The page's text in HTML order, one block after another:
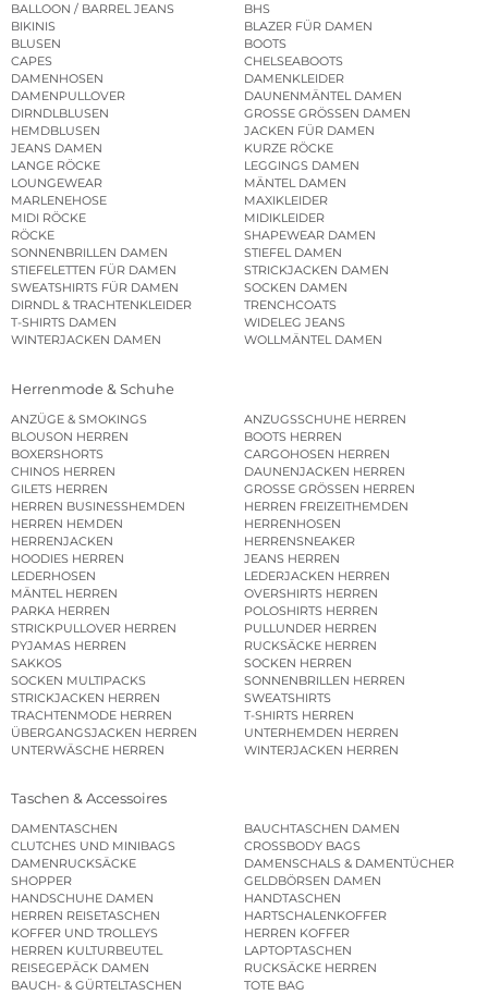
BALLOON / BARREL JEANS
BHS
BIKINIS
BLAZER FÜR DAMEN
BLUSEN
BOOTS
CAPES
CHELSEABOOTS
DAMENHOSEN
DAMENKLEIDER
DAMENPULLOVER
DAUNENMÄNTEL DAMEN
DIRNDLBLUSEN
GROSSE GRÖSSEN DAMEN
HEMDBLUSEN
JACKEN FÜR DAMEN
JEANS DAMEN
KURZE RÖCKE
LANGE RÖCKE
LEGGINGS DAMEN
LOUNGEWEAR
MÄNTEL DAMEN
MARLENEHOSE
MAXIKLEIDER
MIDI RÖCKE
MIDIKLEIDER
RÖCKE
SHAPEWEAR DAMEN
SONNENBRILLEN DAMEN
STIEFEL DAMEN
STIEFELETTEN FÜR DAMEN
STRICKJACKEN DAMEN
SWEATSHIRTS FÜR DAMEN
SOCKEN DAMEN
DIRNDL & TRACHTENKLEIDER
TRENCHCOATS
T-SHIRTS DAMEN
WIDELEG JEANS
WINTERJACKEN DAMEN
WOLLMÄNTEL DAMEN
Herrenmode & Schuhe
ANZÜGE & SMOKINGS
ANZUGSSCHUHE HERREN
BLOUSON HERREN
BOOTS HERREN
BOXERSHORTS
CARGOHOSEN HERREN
CHINOS HERREN
DAUNENJACKEN HERREN
GILETS HERREN
GROSSE GRÖSSEN HERREN
HERREN BUSINESSHEMDEN
HERREN FREIZEITHEMDEN
HERREN HEMDEN
HERRENHOSEN
HERRENJACKEN
HERRENSNEAKER
HOODIES HERREN
JEANS HERREN
LEDERHOSEN
LEDERJACKEN HERREN
MÄNTEL HERREN
OVERSHIRTS HERREN
PARKA HERREN
POLOSHIRTS HERREN
STRICKPULLOVER HERREN
PULLUNDER HERREN
PYJAMAS HERREN
RUCKSÄCKE HERREN
SAKKOS
SOCKEN HERREN
SOCKEN MULTIPACKS
SONNENBRILLEN HERREN
STRICKJACKEN HERREN
SWEATSHIRTS
TRACHTENMODE HERREN
T-SHIRTS HERREN
ÜBERGANGSJACKEN HERREN
UNTERHEMDEN HERREN
UNTERWÄSCHE HERREN
WINTERJACKEN HERREN
Taschen & Accessoires
DAMENTASCHEN
BAUCHTASCHEN DAMEN
CLUTCHES UND MINIBAGS
CROSSBODY BAGS
DAMENRUCKSÄCKE
DAMENSCHALS & DAMENTÜCHER
SHOPPER
GELDBÖRSEN DAMEN
HANDSCHUHE DAMEN
HANDTASCHEN
HERREN REISETASCHEN
HARTSCHALENKOFFER
KOFFER UND TROLLEYS
HERREN KOFFER
HERREN KULTURBEUTEL
LAPTOPTASCHEN
REISEGEPÄCK DAMEN
RUCKSÄCKE HERREN
BAUCH- & GÜRTELTASCHEN
TOTE BAG